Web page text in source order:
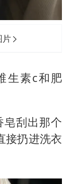
片
生素c和肥
皂刮出那个
接扔进洗衣